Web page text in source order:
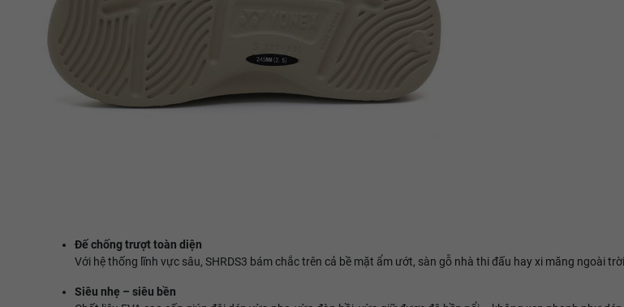
Đế chống trượt toàn diện
Với hệ thống lĩnh vực sâu, SHRDS3 bám chắc trên cả bề mặt ẩm ướt, sàn gỗ nhà thi đấu hay xi măng ngoài
Siêu nhẹ – siêu bền